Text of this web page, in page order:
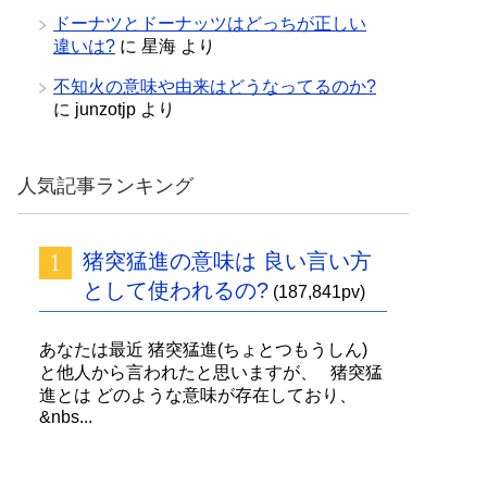
ドーナツとドーナッツはどっちが正しい
違いは? に 星海 より
不知火の意味や由来はどうなってるのか?
に junzotjp より
人気記事ランキング
猪突猛進の意味は 良い言い方
として使われるの? (187,841pv)
あなたは最近 猪突猛進(ちょとつもうしん)
と他人から言われたと思いますが、 猪突猛
進とは どのような意味が存在しており、
&nbs...